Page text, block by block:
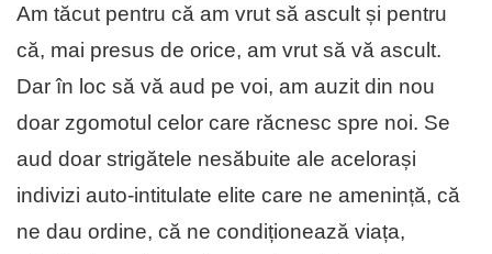
Am tăcut pentru că am vrut să ascult și pentru
că, mai presus de orice, am vrut să vă ascult.
Dar în loc să vă aud pe voi, am auzit din nou
doar zgomotul celor care răcnesc spre noi. Se
aud doar strigătele nesăbuite ale acelorași
indivizi auto-intitulate elite care ne amenință, că
ne dau ordine, că ne condiționează viața,